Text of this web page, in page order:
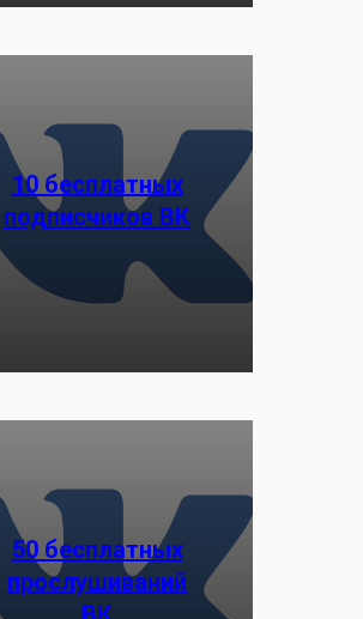
10 бесплатных
подписчиков ВК
50 бесплатных
прослушиваний
Заказать